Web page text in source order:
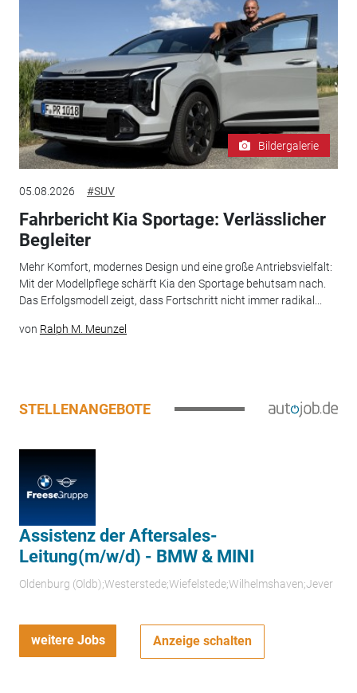
Bildergalerie
05.08.2026 #SUV
Fahrbericht Kia Sportage: Verlässlicher
Begleiter
Mehr Komfort, modernes Design und eine große Antriebsvielfalt:
Mit der Modellpflege schärft Kia den Sportage behutsam nach.
Das Erfolgsmodell zeigt, dass Fortschritt nicht immer radikal...
von Ralph M. Meunzel
STELLENANGEBOTE
Assistenz der Aftersales-
Leitung(m/w/d) - BMW & MINI
Oldenburg (Oldb);Westerstede;Wiefelstede;Wilhelmshaven;Jever
weitere Jobs Anzeige schalten